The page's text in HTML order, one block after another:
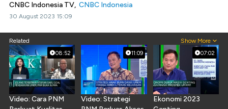
CNBC Indonesia TV, CNBC Indonesia
30 August 2023 15:09
Related Show More
08:52
Video: Cara PNM
11:09
Video: Strategi
07:02
Ekonomi 2023